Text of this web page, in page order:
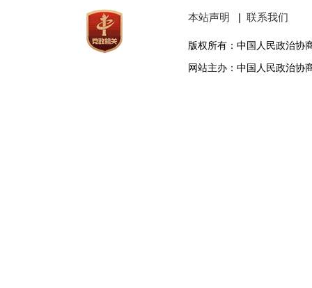
本站声明 | 联系我们
版权所有：中国人民政治协
网站主办：中国人民政治协